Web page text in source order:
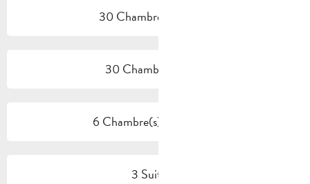
30 Chambre(s) double
30 Chambre(s) twin
6 Chambre(s) familiale(s)
3 Suite(s)